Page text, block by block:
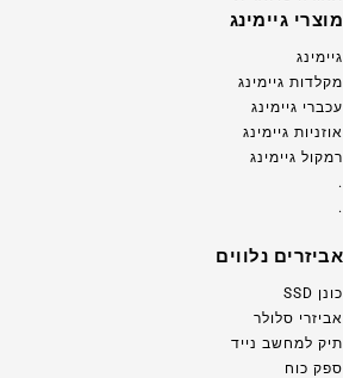
מוצרי גיימינג
גיימינג
מקלדות גיימינג
עכברי גיימינג
אוזניות גיימינג
רמקול גיימינג
.
.
אביזרים נלווים
כונן SSD
אביזרי סלולר
תיק למחשב נייד
ספק כוח